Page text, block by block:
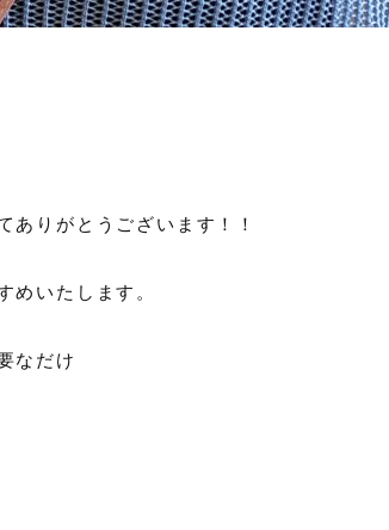
ありがとうございます！！
めいたします。
なだけ